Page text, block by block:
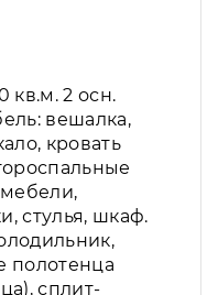
кв.м. 2 осн.
вешалка,
кровать
стулья, шкаф.
полотенца
сплит-